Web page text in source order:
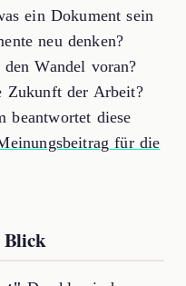
ein Dokument sein
neu denken?
Wandel voran?
Zukunft der Arbeit?
beantwortet diese
für die
Blick